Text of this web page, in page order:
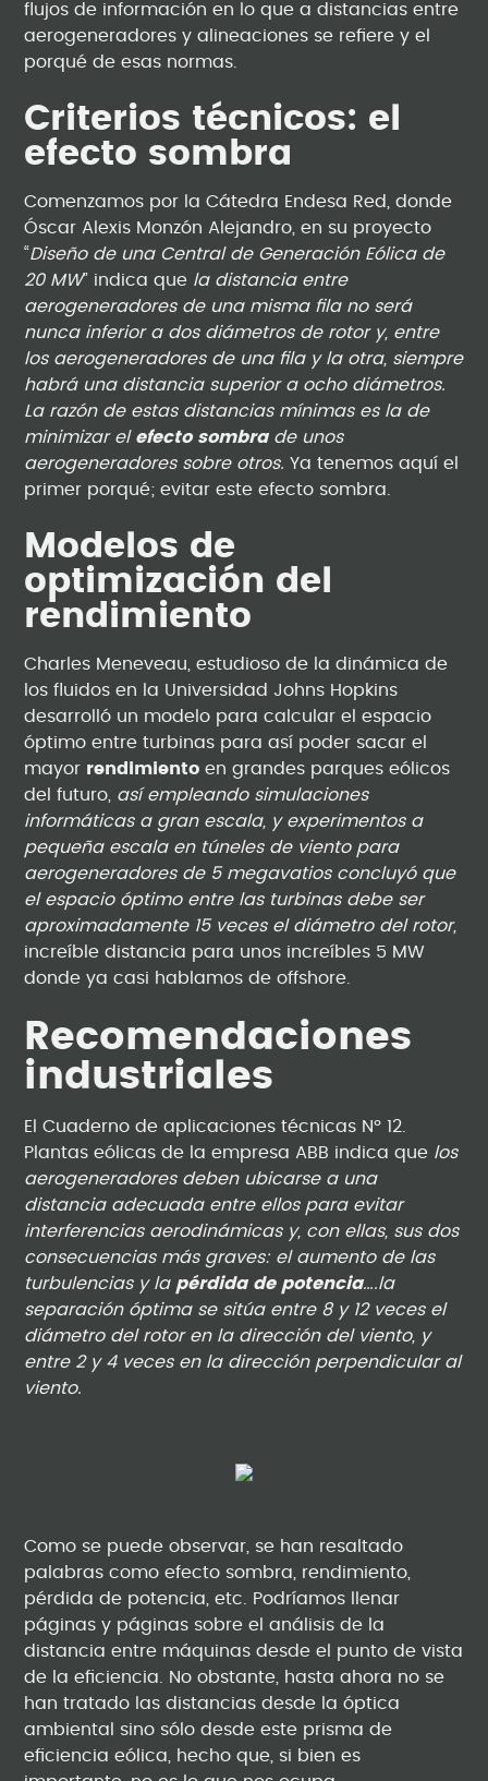
flujos de información en lo que a distancias entre
aerogeneradores y alineaciones se refiere y el
porqué de esas normas.
Criterios técnicos: el
efecto sombra
Comenzamos por la Cátedra Endesa Red, donde
Óscar Alexis Monzón Alejandro, en su proyecto
“Diseño de una Central de Generación Eólica de
20 MW” indica que la distancia entre
aerogeneradores de una misma fila no será
nunca inferior a dos diámetros de rotor y, entre
los aerogeneradores de una fila y la otra, siempre
habrá una distancia superior a ocho diámetros.
La razón de estas distancias mínimas es la de
minimizar el efecto sombrade unos
aerogeneradores sobre otros.Ya tenemos aquí el
primer porqué; evitar este efecto sombra.
Modelos de
optimización del
rendimiento
Charles Meneveau, estudioso de la dinámica de
los fluidos en la Universidad Johns Hopkins
desarrolló un modelo para calcular el espacio
óptimo entre turbinas para así poder sacar el
mayor rendimiento en grandes parques eólicos
del futuro, así empleando simulaciones
informáticas a gran escala, y experimentos a
pequeña escala en túneles de viento para
aerogeneradores de 5 megavatios concluyó que
el espacio óptimo entre las turbinas debe ser
aproximadamente 15 veces el diámetro del rotor,
increíble distancia para unos increíbles 5 MW
donde ya casi hablamos de offshore.
Recomendaciones
industriales
El Cuaderno de aplicaciones técnicas Nº 12.
Plantas eólicas de la empresa ABB indica que los
aerogeneradores deben ubicarse a una
distancia adecuada entre ellos para evitar
interferencias aerodinámicas y, con ellas, sus dos
consecuencias más graves: el aumento de las
turbulencias y la pérdida de potencia….la
separación óptima se sitúa entre 8 y 12 veces el
diámetro del rotor en la dirección del viento, y
entre 2 y 4 veces en la dirección perpendicular al
viento.
Como se puede observar, se han resaltado
palabras como efecto sombra, rendimiento,
pérdida de potencia, etc. Podríamos llenar
páginas y páginas sobre el análisis de la
distancia entre máquinas desde el punto de vista
de la eficiencia. No obstante, hasta ahora no se
han tratado las distancias desde la óptica
ambiental sino sólo desde este prisma de
eficiencia eólica, hecho que, si bien es